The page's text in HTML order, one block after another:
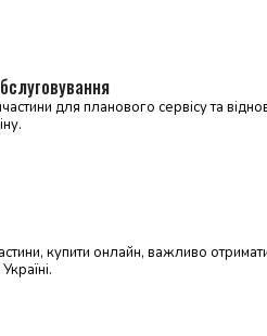
для планового сервісу та
купити онлайн, важливо